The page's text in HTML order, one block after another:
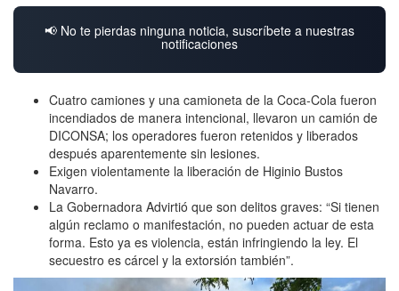
📢 No te pierdas ninguna noticia, suscríbete a nuestras
notificaciones
Cuatro camiones y una camioneta de la Coca-Cola fueron
incendiados de manera intencional, llevaron un camión de
DICONSA; los operadores fueron retenidos y liberados
después aparentemente sin lesiones.
Exigen violentamente la liberación de Higinio Bustos
Navarro.
La Gobernadora Advirtió que son delitos graves: “Si tienen
algún reclamo o manifestación, no pueden actuar de esta
forma. Esto ya es violencia, están infringiendo la ley. El
secuestro es cárcel y la extorsión también”.